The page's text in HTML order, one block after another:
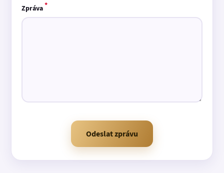
Zpráva*
Odeslat zprávu